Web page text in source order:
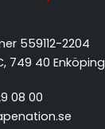
559112-2204
749 40 Enköping
08 00